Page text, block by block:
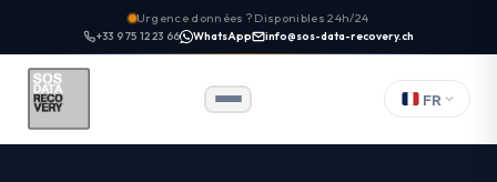
Urgence données ? Disponibles 24h/24
+33 9 75 12 23 66 WhatsApp info@sos-data-recovery.ch
FR